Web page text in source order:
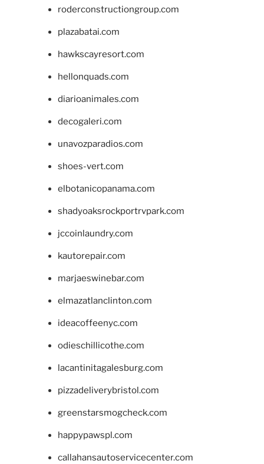
roderconstructiongroup.com
plazabatai.com
hawkscayresort.com
hellonquads.com
diarioanimales.com
decogaleri.com
unavozparadios.com
shoes-vert.com
elbotanicopanama.com
shadyoaksrockportrvpark.com
jccoinlaundry.com
kautorepair.com
marjaeswinebar.com
elmazatlanclinton.com
ideacoffeenyc.com
odieschillicothe.com
lacantinitagalesburg.com
pizzadeliverybristol.com
greenstarsmogcheck.com
happypawspl.com
callahansautoservicecenter.com